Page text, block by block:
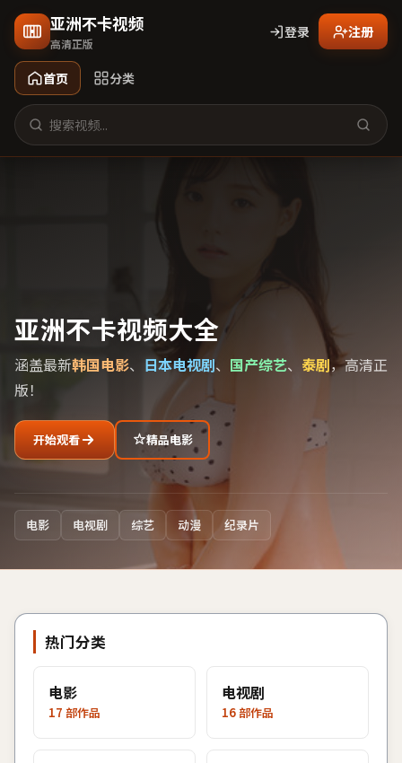
亚洲不卡视频
高清正版
首页 分类
登录 注册
亚洲不卡视频大全
涵盖最新韩国电影、 日本电视剧、 国产综艺、 泰剧，高清正
版！
开始观看 精品电影
电影 电视剧 综艺 动漫 纪录片
热门分类
电影
17 部作品
电视剧
16 部作品